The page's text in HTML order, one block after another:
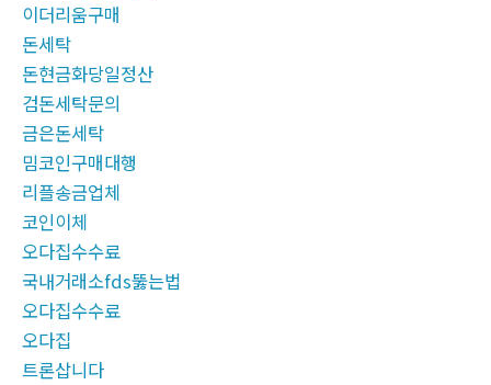
이더리움구매
돈세탁
돈현금화당일정산
검돈세탁문의
금은돈세탁
밈코인구매대행
리플송금업체
코인이체
오다집수수료
국내거래소fds뚫는법
오다집수수료
오다집
트론삽니다